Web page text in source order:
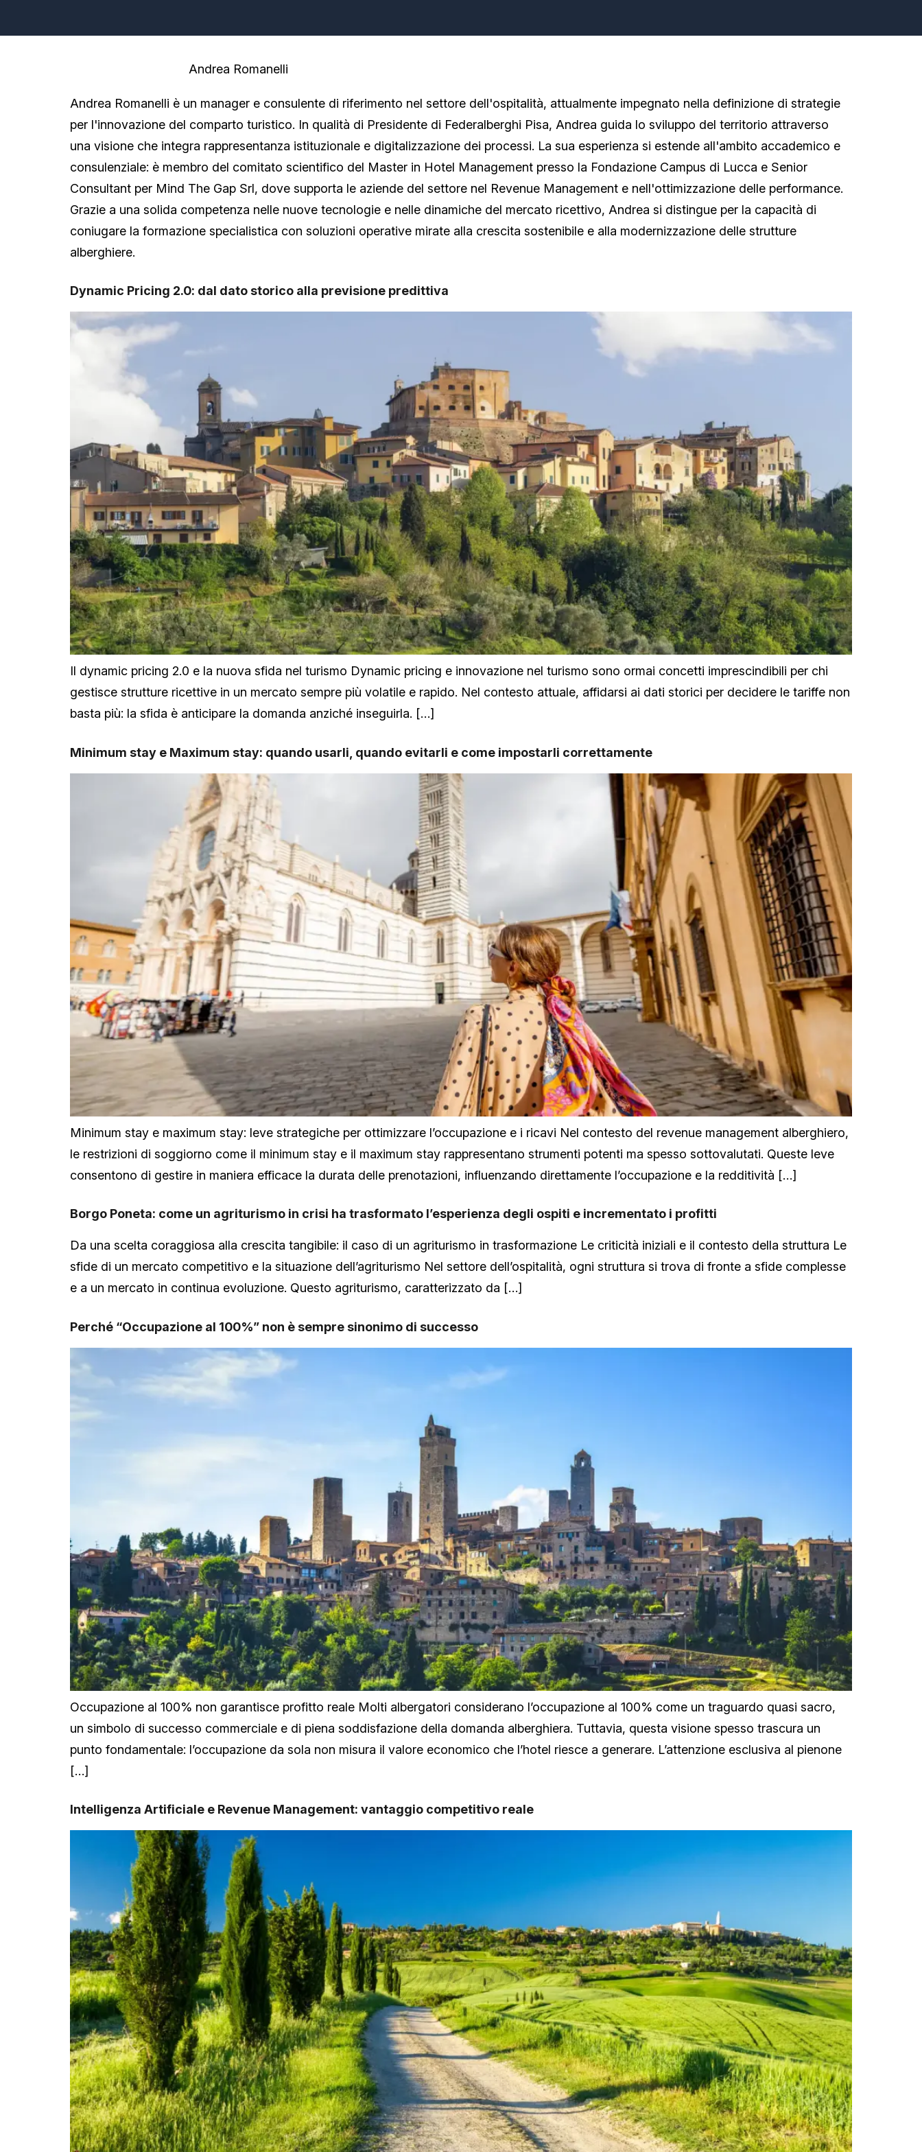
Andrea Romanelli
Andrea Romanelli è un manager e consulente di riferimento nel settore dell'ospitalità, attualmente impegnato nella definizione di strategie
per l'innovazione del comparto turistico. In qualità di Presidente di Federalberghi Pisa, Andrea guida lo sviluppo del territorio attraverso
una visione che integra rappresentanza istituzionale e digitalizzazione dei processi. La sua esperienza si estende all'ambito accademico e
consulenziale: è membro del comitato scientifico del Master in Hotel Management presso la Fondazione Campus di Lucca e Senior
Consultant per Mind The Gap Srl, dove supporta le aziende del settore nel Revenue Management e nell'ottimizzazione delle performance.
Grazie a una solida competenza nelle nuove tecnologie e nelle dinamiche del mercato ricettivo, Andrea si distingue per la capacità di
coniugare la formazione specialistica con soluzioni operative mirate alla crescita sostenibile e alla modernizzazione delle strutture
alberghiere.
Dynamic Pricing 2.0: dal dato storico alla previsione predittiva
Il dynamic pricing 2.0 e la nuova sfida nel turismo Dynamic pricing e innovazione nel turismo sono ormai concetti imprescindibili per chi
gestisce strutture ricettive in un mercato sempre più volatile e rapido. Nel contesto attuale, affidarsi ai dati storici per decidere le tariffe non
basta più: la sfida è anticipare la domanda anziché inseguirla. […]
Minimum stay e Maximum stay: quando usarli, quando evitarli e come impostarli correttamente
Minimum stay e maximum stay: leve strategiche per ottimizzare l’occupazione e i ricavi Nel contesto del revenue management alberghiero,
le restrizioni di soggiorno come il minimum stay e il maximum stay rappresentano strumenti potenti ma spesso sottovalutati. Queste leve
consentono di gestire in maniera efficace la durata delle prenotazioni, influenzando direttamente l’occupazione e la redditività […]
Borgo Poneta: come un agriturismo in crisi ha trasformato l’esperienza degli ospiti e incrementato i profitti
Da una scelta coraggiosa alla crescita tangibile: il caso di un agriturismo in trasformazione Le criticità iniziali e il contesto della struttura Le
sfide di un mercato competitivo e la situazione dell’agriturismo Nel settore dell’ospitalità, ogni struttura si trova di fronte a sfide complesse
e a un mercato in continua evoluzione. Questo agriturismo, caratterizzato da […]
Perché “Occupazione al 100%” non è sempre sinonimo di successo
Occupazione al 100% non garantisce profitto reale Molti albergatori considerano l’occupazione al 100% come un traguardo quasi sacro,
un simbolo di successo commerciale e di piena soddisfazione della domanda alberghiera. Tuttavia, questa visione spesso trascura un
punto fondamentale: l’occupazione da sola non misura il valore economico che l’hotel riesce a generare. L’attenzione esclusiva al pienone
[…]
Intelligenza Artificiale e Revenue Management: vantaggio competitivo reale